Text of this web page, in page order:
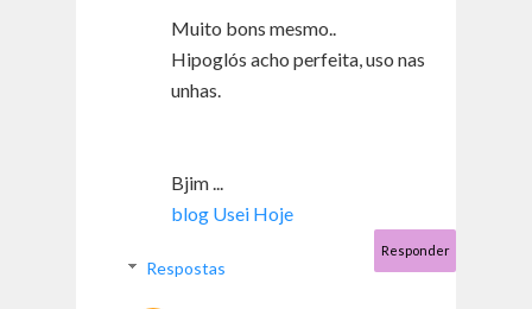
Muito bons mesmo..
Hipoglós acho perfeita, uso nas
unhas.
Bjim ...
blog Usei Hoje
Responder
Respostas